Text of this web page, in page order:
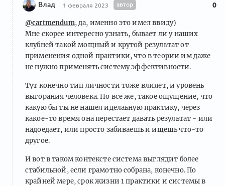
Влад 1 февраля 2023 автор 0
@cartmendum, да, именно это имел ввиду)
Мне скорее интересно узнать, бывает ли у наших
клубней такой мощный и крутой результат от
применения одной практики, что в теории им даже
не нужно применять систему эффективности.
Тут конечно тип личности тоже влияет, и уровень
выгорания человека. Но все же, такое ощущение, что
какую бы ты не нашел иделаьную практику, через
какое-то время она перестает давать результат - или
надоедает, или просто забиваешь и ищешь что-то
другое.
И вот в таком контексте система выглядит более
стабильной, если грамотно собрана, конечно. По
крайней мере, срок жизни 1 практики и системы в